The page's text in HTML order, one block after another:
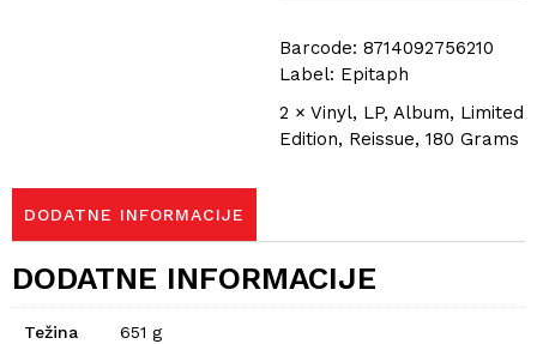
Barcode: 8714092756210
Label: Epitaph
2 × Vinyl, LP, Album, Limited
Edition, Reissue, 180 Grams
DODATNE INFORMACIJE
DODATNE INFORMACIJE
Težina 651 g